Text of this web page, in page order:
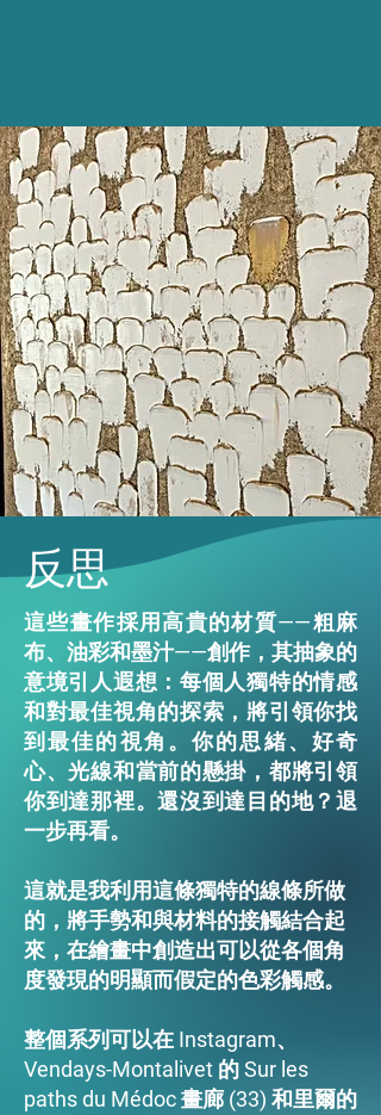
反思
這些畫作採用高貴的材質——粗麻
布、油彩和墨汁——創作，其抽象的
意境引人遐想：每個人獨特的情感
和對最佳視角的探索，將引領你找
到最佳的視角。你的思緒、好奇
心、光線和當前的懸掛，都將引領
你到達那裡。還沒到達目的地？退
一步再看。
這就是我利用這條獨特的線條所做
的，將手勢和與材料的接觸結合起
來，在繪畫中創造出可以從各個角
度發現的明顯而假定的色彩觸感。
整個系列可以在 Instagram、
Vendays-Montalivet 的 Sur les
paths du Médoc 畫廊 (33) 和里爾的